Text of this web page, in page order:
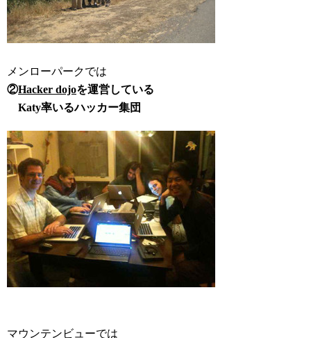
メンローパークでは
②Hacker dojoを運営している
Katy率いるハッカー集団
マウンテンビューでは